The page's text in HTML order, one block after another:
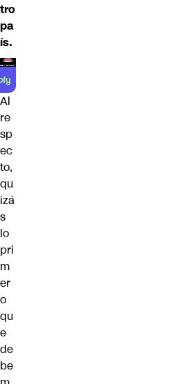
tro
pa
ís.
Al
re
sp
ec
to,
qu
izá
s
lo
pri
m
er
o
qu
e
de
be